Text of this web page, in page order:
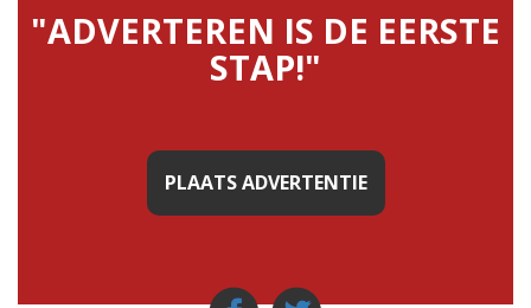
"ADVERTEREN IS DE EERSTE
STAP!"
PLAATS ADVERTENTIE